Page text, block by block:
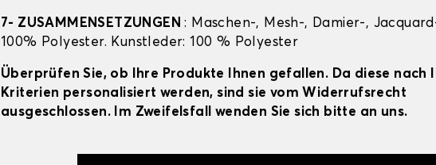
7- ZUSAMMENSETZUNGEN: Maschen-, Mesh-, Damier-,
100% Polyester. Kunstleder: 100 % Polyester
Überprüfen Sie, ob Ihre Produkte Ihnen gefallen. Da diese nach
Kriterien personalisiert werden, sind sie vom Widerrufsrecht
ausgeschlossen. Im Zweifelsfall wenden Sie sich bitte an uns.